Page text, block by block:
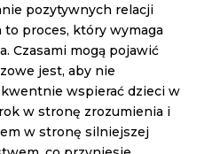
pozytywnych relacji
proces, który wymaga
Czasami mogą pojawić
jest, aby nie
wspierać dzieci w
w stronę zrozumienia i
w stronę silniejszej